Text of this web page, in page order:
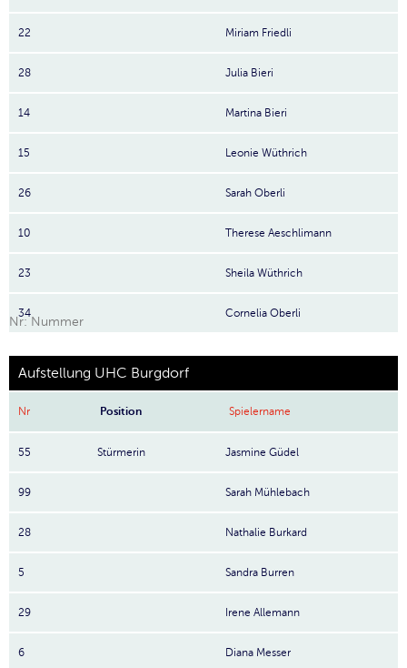
22 Miriam Friedli
28 Julia Bieri
14 Martina Bieri
15 Leonie Wüthrich
26 Sarah Oberli
10 Therese Aeschlimann
23 Sheila Wüthrich
34 Cornelia Oberli
Nr: Nummer
Aufstellung UHC Burgdorf
Nr Position Spielername
55 Stürmerin Jasmine Güdel
99 Sarah Mühlebach
28 Nathalie Burkard
5 Sandra Burren
29 Irene Allemann
6 Diana Messer